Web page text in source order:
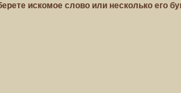
искомое слово или несколько его